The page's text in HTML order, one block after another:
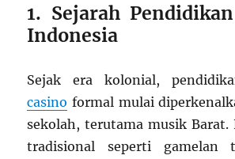
1. Sejarah
Indonesia
Sejak era kolonial,
casino formal mulai
sekolah, terutama musik Barat.
tradisional seperti gamelan